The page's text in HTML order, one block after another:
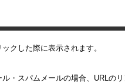
クした際に表示されます。
・スパムメールの場合、URLの